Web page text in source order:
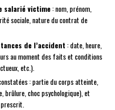
salarié victime: nom, prénom,
sociale, nature du contrat de
de l’accident : date, heure,
au moment des faits et conditions
etc.).
: partie du corps atteinte,
choc psychologique), et